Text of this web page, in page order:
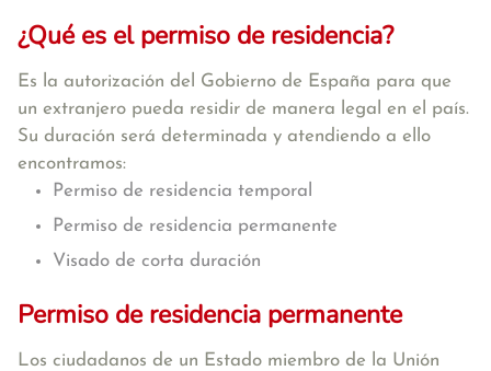
¿Qué es el permiso de residencia?
Es la autorización del Gobierno de España para que
un extranjero pueda residir de manera legal en el país.
Su duración será determinada y atendiendo a ello
encontramos:
Permiso de residencia temporal
Permiso de residencia permanente
Visado de corta duración
Permiso de residencia permanente
Los ciudadanos de un Estado miembro de la Unión